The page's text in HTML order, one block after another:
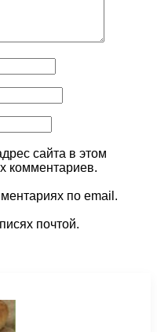
сайта в этом
комментариев.
по email.
почтой.